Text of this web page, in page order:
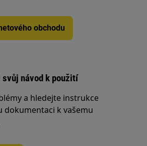
obchodu
svůj návod k použití
a hledejte instrukce
dokumentaci k vašemu